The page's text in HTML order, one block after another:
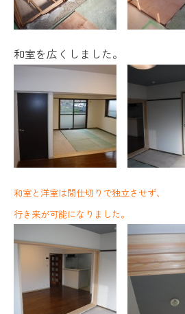
和室を広くしました。
和室と洋室は間仕切りで独立させず、
行き来が可能になりました。